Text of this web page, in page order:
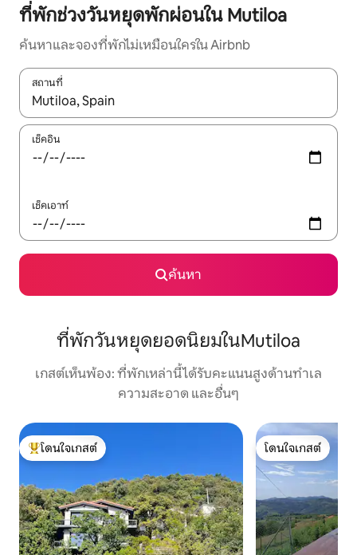
ที่พักช่วงวันหยุดพักผ่อนใน Mutiloa
ค้นหาและจองที่พักไม่เหมือนใครใน Airbnb
สถานที่
ใช้ลูกศรขึ้นลง หรือใช้การสัมผัสหรือปัด เพื่อสำรวจผลการค้นหา
เช็คอิน
เช็คเอาท์
ค้นหา
ที่พักวันหยุดยอดนิยมในMutiloa
เกสต์เห็นพ้อง: ที่พักเหล่านี้ได้รับคะแนนสูงด้านทำเล
ความสะอาด และอื่นๆ
โดนใจเกสต์ที่สุด
โดนใจเกสต์
โดนใจเกสต์
โดนใจเกสต์